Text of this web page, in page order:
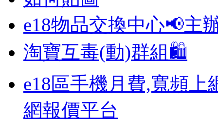
e18物品交換中心📢主
淘寶互毒(動)群組🛍️
e18區手機月費,寬頻上
網報價平台